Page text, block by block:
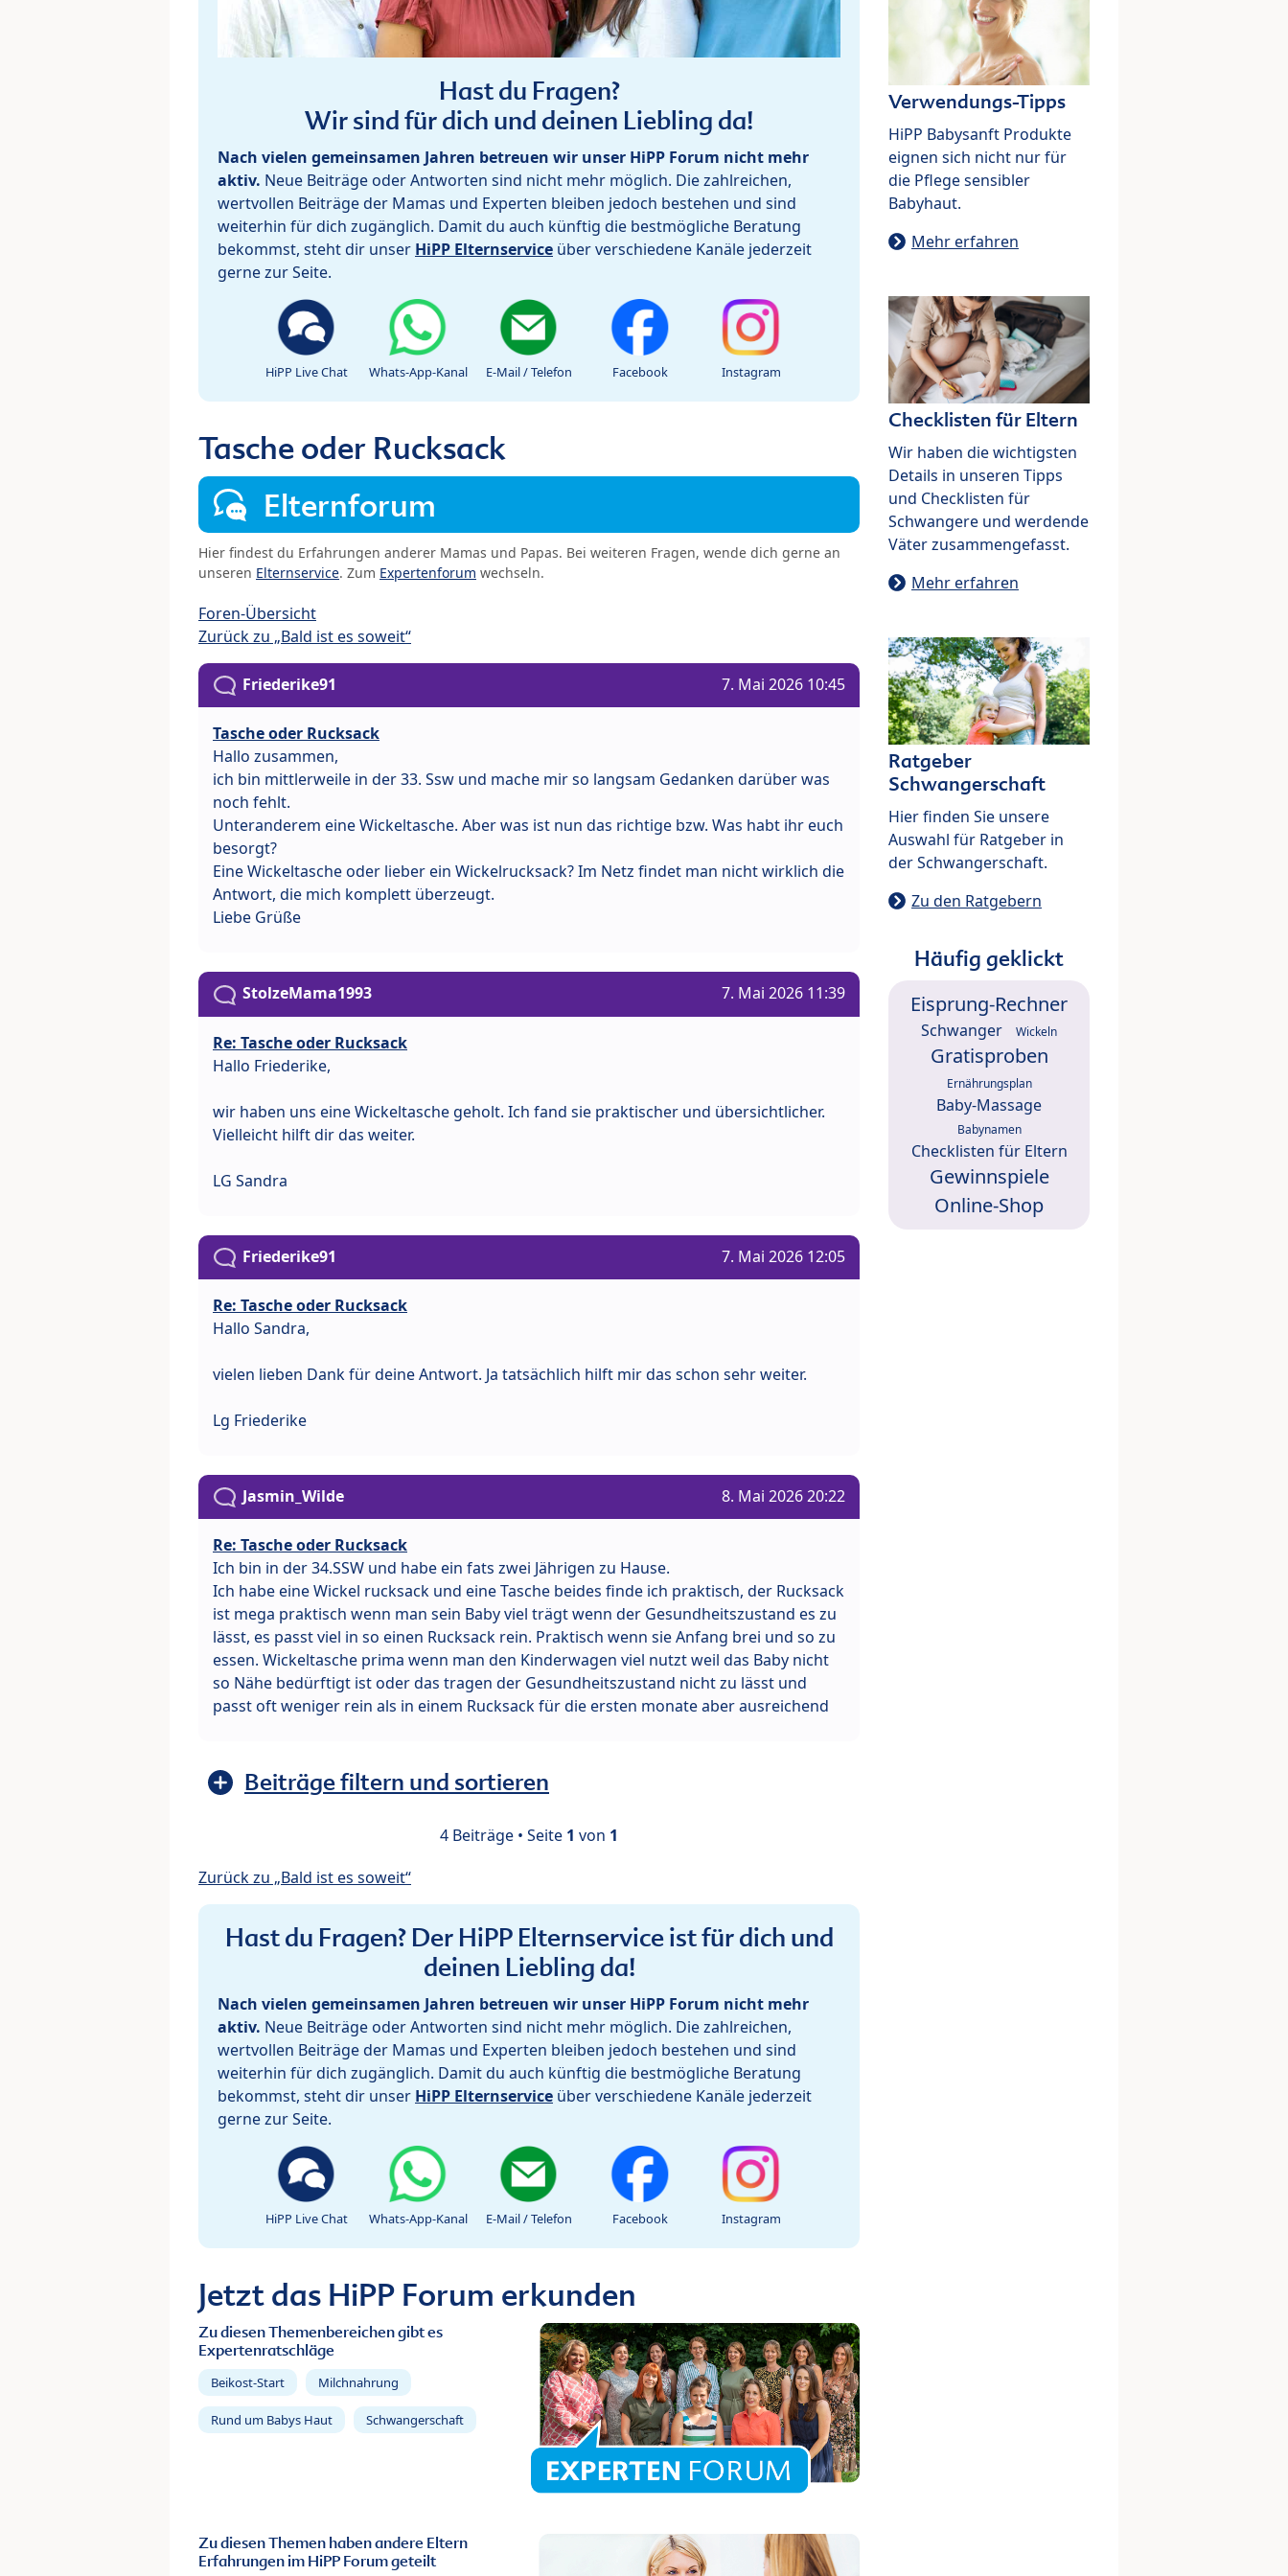
Hast du Fragen?
Wir sind für dich und deinen Liebling da!
Nach vielen gemeinsamen Jahren betreuen wir unser HiPP Forum nicht mehr
aktiv. Neue Beiträge oder Antworten sind nicht mehr möglich. Die zahlreichen,
wertvollen Beiträge der Mamas und Experten bleiben jedoch bestehen und sind
weiterhin für dich zugänglich. Damit du auch künftig die bestmögliche Beratung
bekommst, steht dir unser HiPP Elternservice über verschiedene Kanäle jederzeit
gerne zur Seite.
HiPP Live Chat Whats-App-Kanal E-Mail / Telefon Facebook Instagram
Tasche oder Rucksack
Elternforum
Hier findest du Erfahrungen anderer Mamas und Papas. Bei weiteren Fragen, wende dich gerne an
unseren Elternservice. Zum Expertenforum wechseln.
Foren-Übersicht
Zurück zu „Bald ist es soweit“
Friederike91 7. Mai 2026 10:45
Tasche oder Rucksack
Hallo zusammen,
ich bin mittlerweile in der 33. Ssw und mache mir so langsam Gedanken darüber was
noch fehlt.
Unteranderem eine Wickeltasche. Aber was ist nun das richtige bzw. Was habt ihr euch
besorgt?
Eine Wickeltasche oder lieber ein Wickelrucksack? Im Netz findet man nicht wirklich die
Antwort, die mich komplett überzeugt.
Liebe Grüße
StolzeMama1993 7. Mai 2026 11:39
Re: Tasche oder Rucksack
Hallo Friederike,
wir haben uns eine Wickeltasche geholt. Ich fand sie praktischer und übersichtlicher.
Vielleicht hilft dir das weiter.
LG Sandra
Friederike91 7. Mai 2026 12:05
Re: Tasche oder Rucksack
Hallo Sandra,
vielen lieben Dank für deine Antwort. Ja tatsächlich hilft mir das schon sehr weiter.
Lg Friederike
Jasmin_Wilde 8. Mai 2026 20:22
Re: Tasche oder Rucksack
Ich bin in der 34.SSW und habe ein fats zwei Jährigen zu Hause.
Ich habe eine Wickel rucksack und eine Tasche beides finde ich praktisch, der Rucksack
ist mega praktisch wenn man sein Baby viel trägt wenn der Gesundheitszustand es zu
lässt, es passt viel in so einen Rucksack rein. Praktisch wenn sie Anfang brei und so zu
essen. Wickeltasche prima wenn man den Kinderwagen viel nutzt weil das Baby nicht
so Nähe bedürftigt ist oder das tragen der Gesundheitszustand nicht zu lässt und
passt oft weniger rein als in einem Rucksack für die ersten monate aber ausreichend
Beiträge filtern und sortieren
4 Beiträge • Seite 1 von 1
Zurück zu „Bald ist es soweit“
Hast du Fragen? Der HiPP Elternservice ist für dich und
deinen Liebling da!
Nach vielen gemeinsamen Jahren betreuen wir unser HiPP Forum nicht mehr
aktiv. Neue Beiträge oder Antworten sind nicht mehr möglich. Die zahlreichen,
wertvollen Beiträge der Mamas und Experten bleiben jedoch bestehen und sind
weiterhin für dich zugänglich. Damit du auch künftig die bestmögliche Beratung
bekommst, steht dir unser HiPP Elternservice über verschiedene Kanäle jederzeit
gerne zur Seite.
HiPP Live Chat Whats-App-Kanal E-Mail / Telefon Facebook Instagram
Jetzt das HiPP Forum erkunden
Zu diesen Themenbereichen gibt es
Expertenratschläge
Beikost-Start Milchnahrung
Rund um Babys Haut Schwangerschaft
Zu diesen Themen haben andere Eltern
Erfahrungen im HiPP Forum geteilt
Verwendungs-Tipps
HiPP Babysanft Produkte
eignen sich nicht nur für
die Pflege sensibler
Babyhaut.
Mehr erfahren
Checklisten für Eltern
Wir haben die wichtigsten
Details in unseren Tipps
und Checklisten für
Schwangere und werdende
Väter zusammengefasst.
Mehr erfahren
Ratgeber
Schwangerschaft
Hier finden Sie unsere
Auswahl für Ratgeber in
der Schwangerschaft.
Zu den Ratgebern
Häufig geklickt
Eisprung-Rechner
Schwanger Wickeln
Gratisproben
Ernährungsplan
Baby-Massage
Babynamen
Checklisten für Eltern
Gewinnspiele
Online-Shop